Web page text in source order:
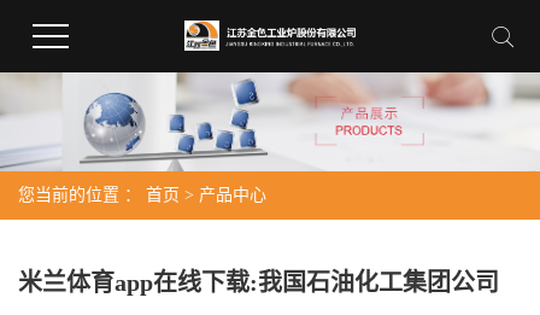
您当前的位置 ： 首页 > 产品中心
米兰体育app在线下载:我国石油化工集团公司